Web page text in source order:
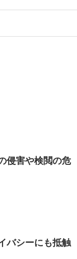
侵害や検閲の危
バシーにも抵触